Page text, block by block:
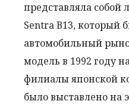
представляла собой
Sentra В13, который
автомобильный
модель в 1992 году
филиалы японской
было выставлено на